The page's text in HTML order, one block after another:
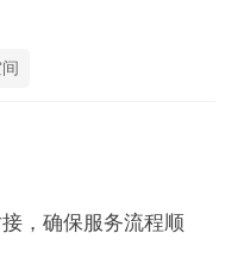
，确保服务流程顺